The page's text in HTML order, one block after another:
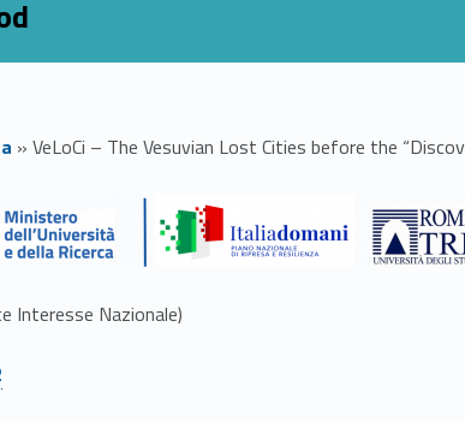
» VeLoCi – The Vesuvian Lost Cities before the
Interesse Nazionale)